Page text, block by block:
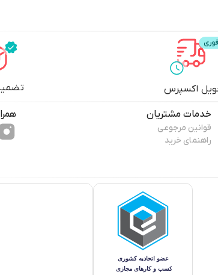
اکسپرس
خدمات مشتریان
قوانین مرجوعی
راهنمای خرید